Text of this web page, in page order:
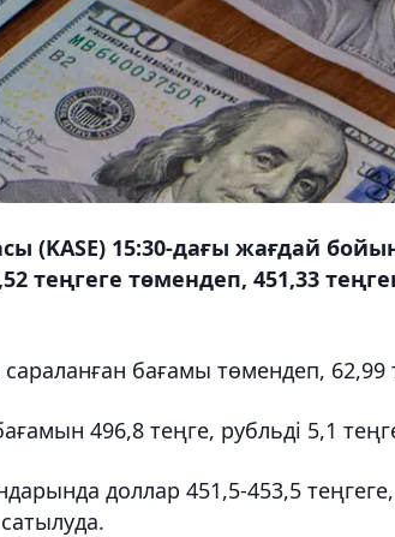
(KASE) 15:30-дағы жағдай
теңгеге төмендеп, 451,33
бағамы төмендеп, 62,99
496,8 теңге, рубльді 5,1
доллар 451,5-453,5 теңгеге,